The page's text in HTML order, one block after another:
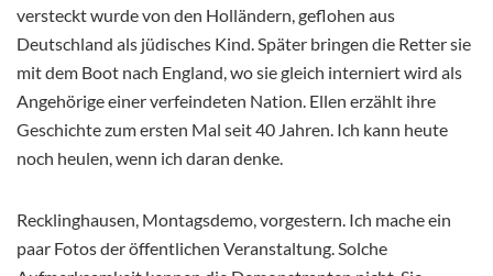
versteckt wurde von den Holländern, geflohen aus
Deutschland als jüdisches Kind. Später bringen die Retter sie
mit dem Boot nach England, wo sie gleich interniert wird als
Angehörige einer verfeindeten Nation. Ellen erzählt ihre
Geschichte zum ersten Mal seit 40 Jahren. Ich kann heute
noch heulen, wenn ich daran denke.
Recklinghausen, Montagsdemo, vorgestern. Ich mache ein
paar Fotos der öffentlichen Veranstaltung. Solche